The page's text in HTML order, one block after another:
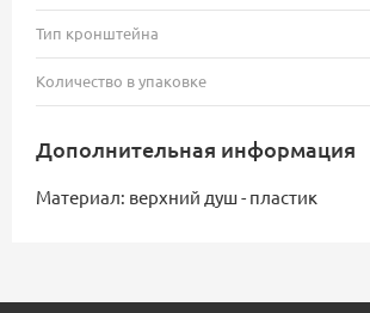
Тип кронштейна
Количество в упаковке
Дополнительная информация
Материал: верхний душ - пластик